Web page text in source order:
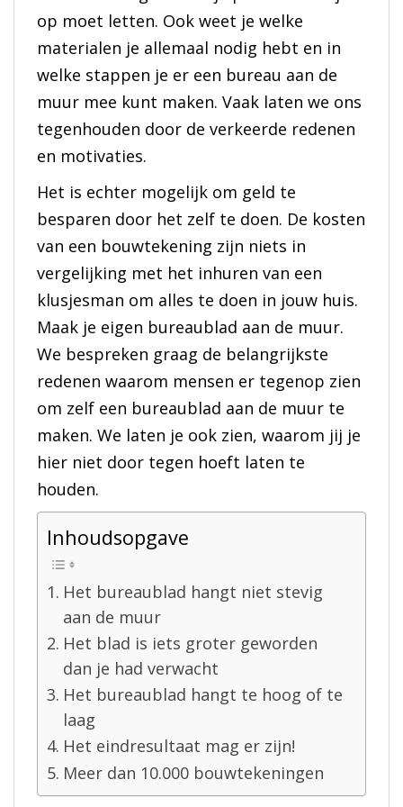
op moet letten. Ook weet je welke
materialen je allemaal nodig hebt en in
welke stappen je er een bureau aan de
muur mee kunt maken. Vaak laten we ons
tegenhouden door de verkeerde redenen
en motivaties.
Het is echter mogelijk om geld te
besparen door het zelf te doen. De kosten
van een bouwtekening zijn niets in
vergelijking met het inhuren van een
klusjesman om alles te doen in jouw huis.
Maak je eigen bureaublad aan de muur.
We bespreken graag de belangrijkste
redenen waarom mensen er tegenop zien
om zelf een bureaublad aan de muur te
maken. We laten je ook zien, waarom jij je
hier niet door tegen hoeft laten te
houden.
Inhoudsopgave
Het bureaublad hangt niet stevig
aan de muur
Het blad is iets groter geworden
dan je had verwacht
Het bureaublad hangt te hoog of te
laag
Het eindresultaat mag er zijn!
Meer dan 10.000 bouwtekeningen